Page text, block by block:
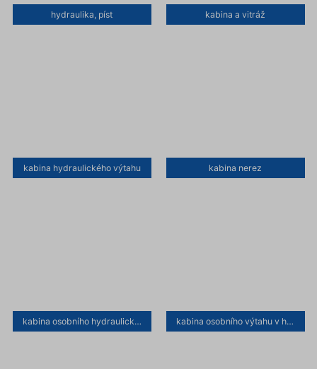
hydraulika, píst kabina a vitráž
kabina hydraulického výtahu kabina nerez
kabina osobního hydraulického výtahu kabina osobního výtahu v hotelu